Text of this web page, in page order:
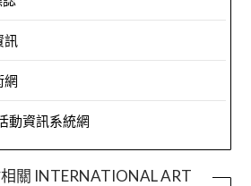
訊
網
動資訊系統網
關 INTERNATIONAL ART